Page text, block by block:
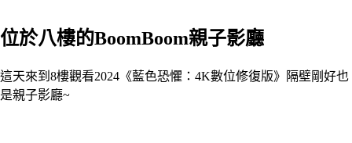
位於八樓的BoomBoom親子影廳
這天來到8樓觀看2024《藍色恐懼：4K數位修復版》隔壁剛好也
是親子影廳~